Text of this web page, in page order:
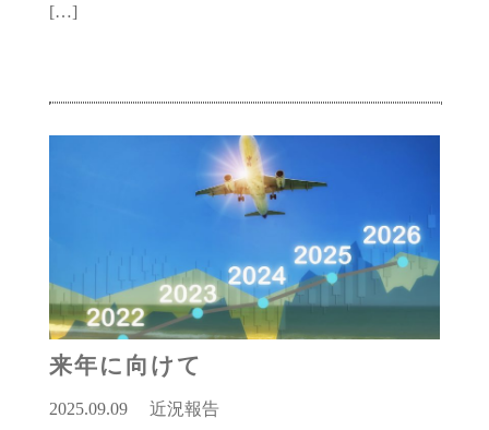
[…]
来年に向けて
2025.09.09 近況報告